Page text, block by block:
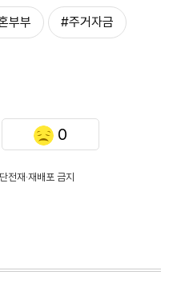
부부 #주거자금
0
재·재배포 금지